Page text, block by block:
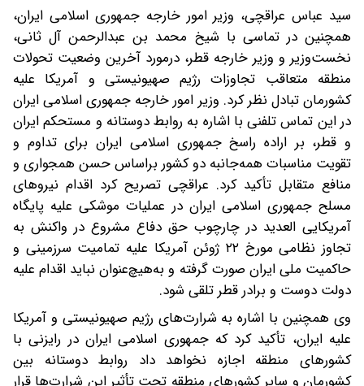
سید عباس عراقچی، وزیر امور خارجه جمهوری اسلامی ایران،
همچنین در تماسی با شیخ محمد بن عبدالرحمن آل ثانی،
نخست‌وزیر و وزیر خارجه قطر، درمورد آخرین وضعیت تحولات
منطقه متعاقب تجاوزات رژیم صهیونیستی و آمریکا علیه
کشورمان تبادل نظر کرد. وزیر امور خارجه جمهوری اسلامی ایران
در این تماس تلفنی با اشاره به روابط دوستانه و مستحکم ایران
و قطر، بر اراده راسخ جمهوری اسلامی ایران برای تداوم و
تقویت مناسبات همه‌جانبه دو کشور براساس حسن همجواری و
منافع متقابل تأکید کرد. عراقچی تصریح کرد اقدام نیروهای
مسلح جمهوری اسلامی ایران در عملیات موشکی علیه پایگاه
آمریکایی العدید در چارچوب حق دفاع مشروع در واکنش به
تجاوز نظامی مورخ ۲۲ ژوئن آمریکا علیه تمامیت سرزمینی و
حاکمیت ملی ایران صورت گرفته و به‌هیچ‌عنوان نباید اقدام علیه
دولت دوست و برادر قطر تلقی شود.
وی همچنین با اشاره به شرارت‌های رژیم صهیونیستی و آمریکا
علیه ایران، تأکید کرد که جمهوری اسلامی ایران در رایزنی با
کشورهای منطقه اجازه نخواهد داد روابط دوستانه بین
کشورمان و سایر کشورهای منطقه تحت تأثیر این شرارت‌ها قرار